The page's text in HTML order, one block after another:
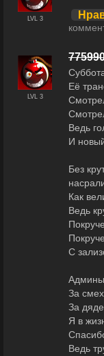
LVL 3
LVL 3
Её
Ведь
И
Без
Как
Ведь
С
За
За
Я в
Ведь